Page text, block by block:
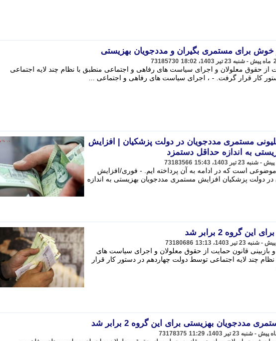
18:02
73185730
از حقوق معلولان و اجرای سیاست های رفاهی و اجتماعی منطبق با نظام چند لایه اجتماعی
کار قرار گرفت. - ، اجرای سیاست های رفاهی و اجتماعی ...
مستمری مددجویان در دولت پزشکیان | افزایش
به اندازه حداقل دستمزد
73183566
است که در ادامه به آن پرداخته ایم. - فوری/افزایش
دولت پزشکیان افزایش مستمری مددجویان بهزیستی به اندازه
گروه 2 برابر شد
73180686
بازبینی قانون حمایت از حقوق معلولان و اجرای سیاست های
چند لایه اجتماعی توسط دولت چهاردهم در دستور کار قرار
مددجویان بهزیستی برای این گروه 2 برابر شد
73178375